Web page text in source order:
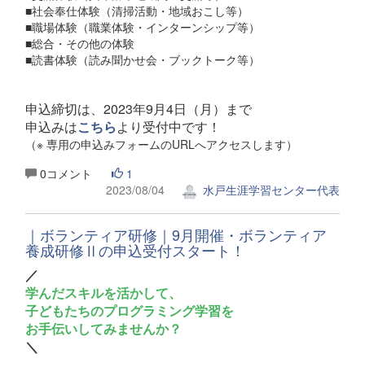
■社会奉仕体験（清掃活動・地域おこし等）
■職場体験（職業体験・インターンシップ等）
■総合・その他の体験
■読書体験（読み聞かせ会・ブックトーク等）
申込締切は、2023年9月4日（月）まで
申込みはこちらより受付中です！
（※ 専用の申込みフォームのURLへアクセスします）
0コメント
1
2023/08/04
水戸生涯学習センター代表
｜ボランティア研修｜9月開催・ボランティア
養成研修Ⅱの申込受付スタート！
／
学んだスキルを活かして、
子どもたちのプログラミング学習を
お手伝いしてみませんか？
＼